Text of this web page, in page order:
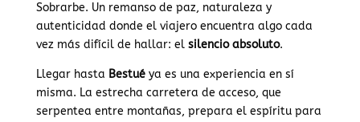
Sobrarbe. Un remanso de paz, naturaleza y
autenticidad donde el viajero encuentra algo cada
vez más difícil de hallar: el silencio absoluto.
Llegar hasta Bestuéya es una experiencia en sí
misma. La estrecha carretera de acceso, que
serpentea entre montañas, prepara el espíritu para